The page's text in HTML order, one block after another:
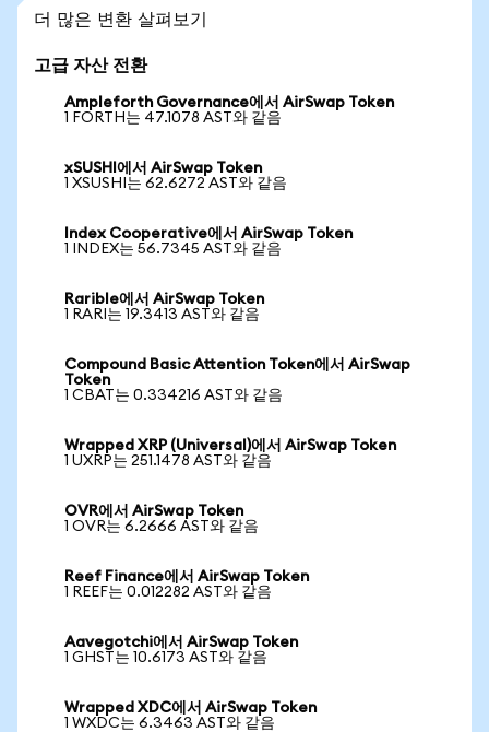
더 많은 변환 살펴보기
고급 자산 전환
Ampleforth Governance에서 AirSwap Token
1 FORTH는 47.1078 AST와 같음
xSUSHI에서 AirSwap Token
1 XSUSHI는 62.6272 AST와 같음
Index Cooperative에서 AirSwap Token
1 INDEX는 56.7345 AST와 같음
Rarible에서 AirSwap Token
1 RARI는 19.3413 AST와 같음
Compound Basic Attention Token에서 AirSwap
Token
1 CBAT는 0.334216 AST와 같음
Wrapped XRP (Universal)에서 AirSwap Token
1 UXRP는 251.1478 AST와 같음
OVR에서 AirSwap Token
1 OVR는 6.2666 AST와 같음
Reef Finance에서 AirSwap Token
1 REEF는 0.012282 AST와 같음
Aavegotchi에서 AirSwap Token
1 GHST는 10.6173 AST와 같음
Wrapped XDC에서 AirSwap Token
1 WXDC는 6.3463 AST와 같음